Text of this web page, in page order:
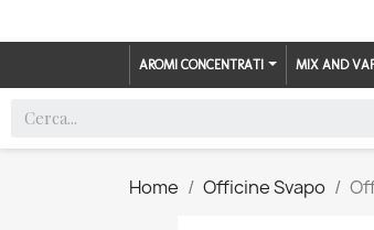
AROMI CONCENTRATI MIX AND
Home Officine Svapo